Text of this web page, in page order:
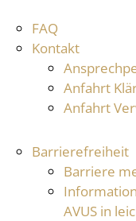
FAQ
Kontakt
Anfahrt
Anfahrt
Barrierefreiheit
Barriere
AVUS in